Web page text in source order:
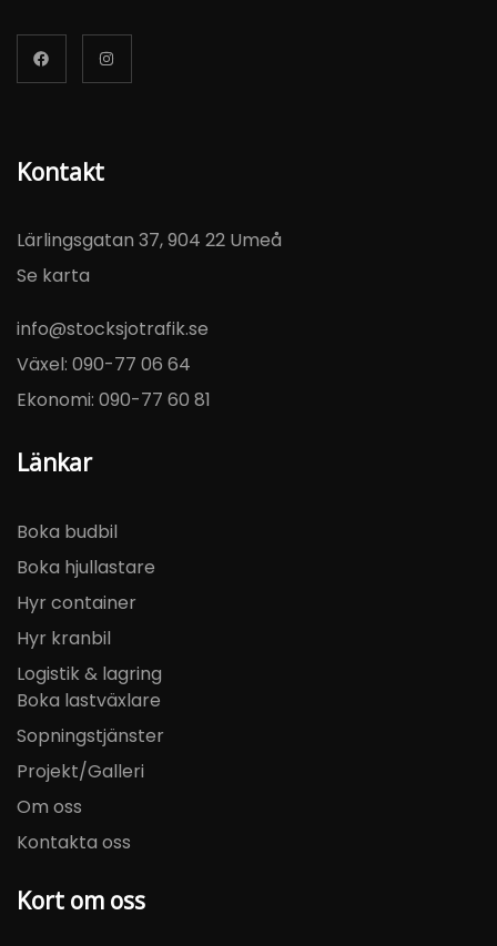
Kontakt
Lärlingsgatan 37, 904 22 Umeå
Se karta
info@stocksjotrafik.se
Växel: 090-77 06 64
Ekonomi: 090-77 60 81
Länkar
Boka budbil
Boka hjullastare
Hyr container
Hyr kranbil
Logistik & lagring
Boka lastväxlare
Sopningstjänster
Projekt/Galleri
Om oss
Kontakta oss
Kort om oss